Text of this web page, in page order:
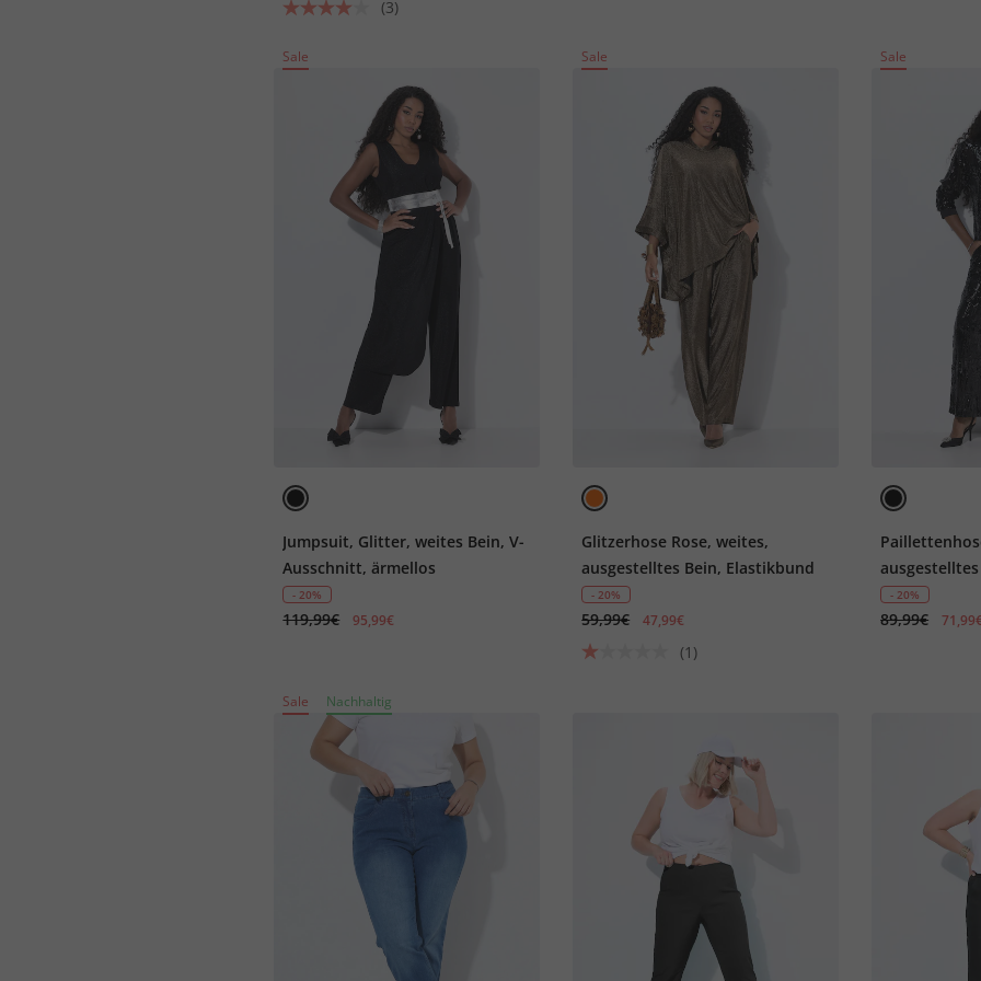
(3)
Sale
Jumpsuit, Glitter, weites Bein, V-
Ausschnitt, ärmellos
- 20%
119,99€ 95,99€
Sale
Glitzerhose Rose, weites,
ausgestelltes Bein, Elastikbund
- 20%
59,99€ 47,99€
(1)
Sale
- 20%
89,99€
Sale Nachhaltig